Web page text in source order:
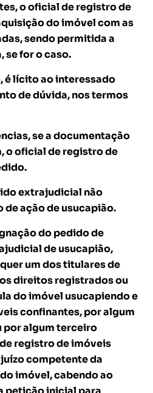
o oficial de registro de
do imóvel com as
sendo permitida a
se for o caso.
é lícito ao interessado
de dúvida, nos termos
se a documentação
o oficial de registro de
extrajudicial não
ação de usucapião.
do pedido de
de usucapião,
um dos titulares de
direitos registrados ou
do imóvel usucapiendo e
confinantes, por algum
por algum terceiro
registro de imóveis
competente da
imóvel, cabendo ao